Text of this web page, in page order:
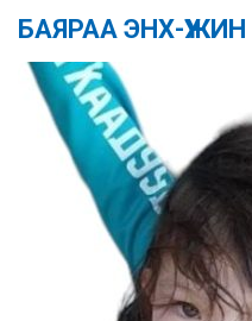
БАЯРАА ЭНХ-ҮЖИН